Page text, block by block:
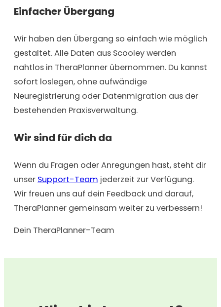
Einfacher Übergang
Wir haben den Übergang so einfach wie möglich
gestaltet. Alle Daten aus Scooley werden
nahtlos in TheraPlanner übernommen. Du kannst
sofort loslegen, ohne aufwändige
Neuregistrierung oder Datenmigration aus der
bestehenden Praxisverwaltung.
Wir sind für dich da
Wenn du Fragen oder Anregungen hast, steht dir
unser Support-Team jederzeit zur Verfügung.
Wir freuen uns auf dein Feedback und darauf,
TheraPlanner gemeinsam weiter zu verbessern!
Dein TheraPlanner-Team